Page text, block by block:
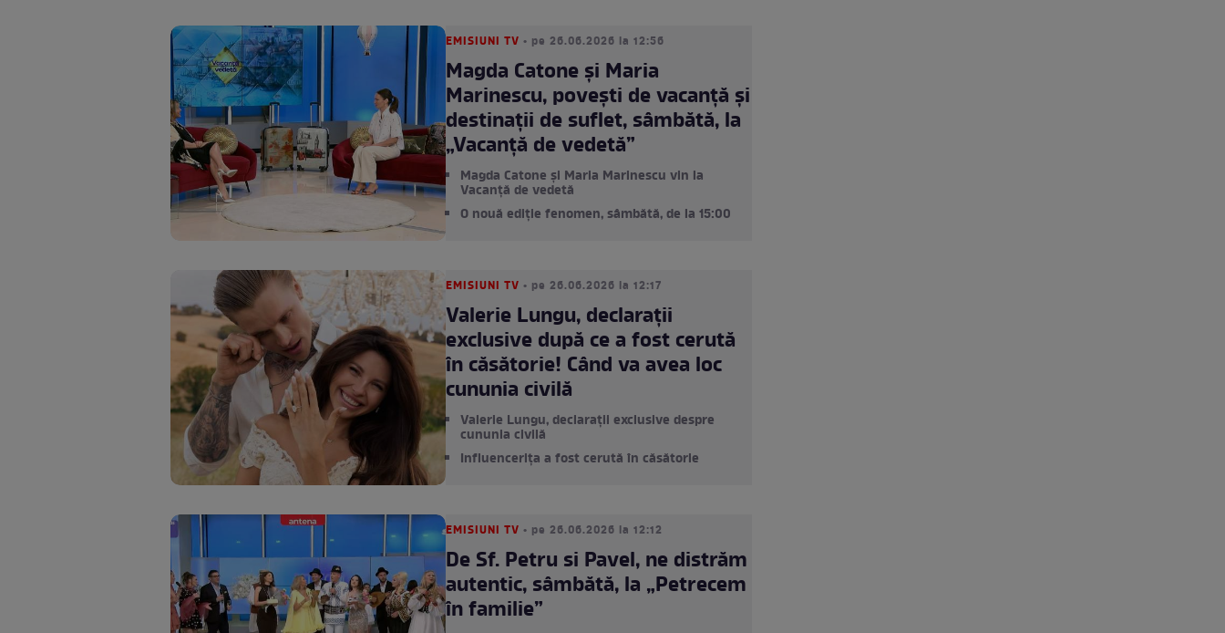
EMISIUNI TV • pe 26.06.2026 la 12:56
Magda Catone și Maria
Marinescu, povești de vacanță și
destinații de suflet, sâmbătă, la
„Vacanță de vedetă”
Magda Catone și Maria Marinescu vin la
Vacanță de vedetă
O nouă ediție fenomen, sâmbătă, de la 15:00
EMISIUNI TV • pe 26.06.2026 la 12:17
Valerie Lungu, declarații
exclusive după ce a fost cerută
în căsătorie! Când va avea loc
cununia civilă
Valerie Lungu, declarații exclusive despre
cununia civilă
Influencerița a fost cerută în căsătorie
EMISIUNI TV • pe 26.06.2026 la 12:12
De Sf. Petru si Pavel, ne distrăm
autentic, sâmbătă, la „Petrecem
în familie”